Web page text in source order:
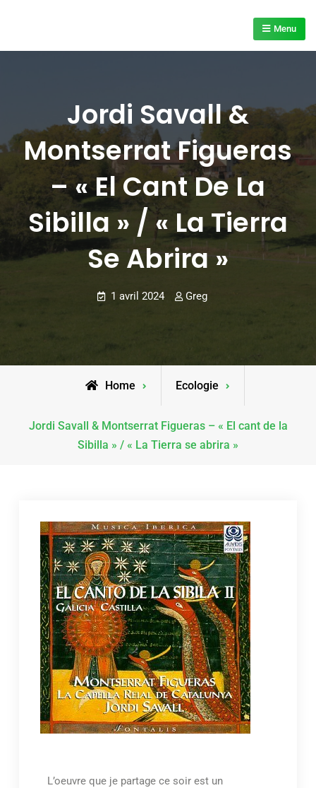
Menu
Jordi Savall &
Montserrat Figueras
– « El Cant De La
Sibilla » / « La Tierra
Se Abrira »
1 avril 2024 Greg
Home Ecologie
Jordi Savall & Montserrat Figueras – « El cant de la
Sibilla » / « La Tierra se abrira »
L’oeuvre que je partage ce soir est un